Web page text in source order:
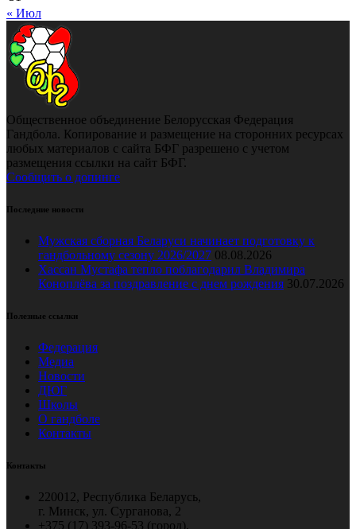
« Июл
Общественное объединение Белорусская Федерация
Гандбола. Копирование и размещение на сторонних ресурсах
любых материалов с сайта БФГ разрешено с учетом
размещения ссылки на сайт БФГ.
Сообщить о допинге
Последние новости
Мужская сборная Беларуси начинает подготовку к
гандбольному сезону 2026/2027 08.08.2026
Хассан Мустафа тепло поблагодарил Владимира
Коноплёва за поздравление с днем рождения 30.07.2026
Полезные ссылки
Федерация
Медиа
Новости
ДЮГ
Школы
О гандболе
Контакты
Контакты
220012, Республика Беларусь,
г. Минск, ул. Сурганова, 2
+375 (17) 393-96-53 (город),